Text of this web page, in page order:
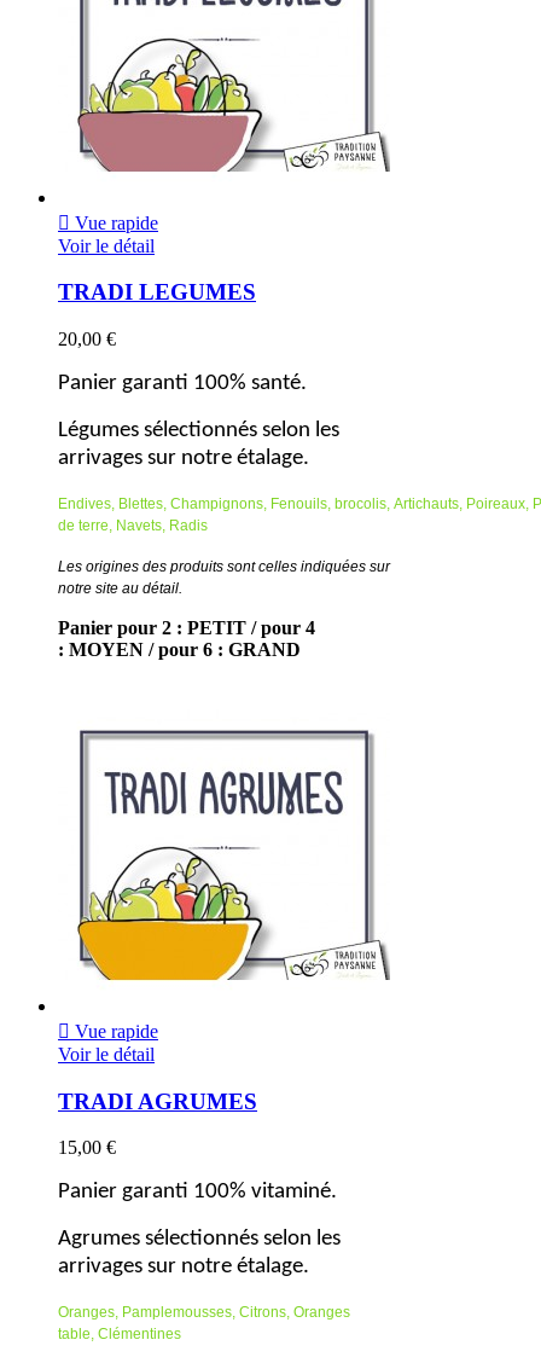
 Vue rapide
Voir le détail
TRADI LEGUMES
20,00 €
Panier garanti 100% santé.
Légumes sélectionnés selon les
arrivages sur notre étalage.
Endives, Blettes, Champignons, Fenouils, brocolis, Artichauts, Poireaux,
de terre, Navets, Radis
Les origines des produits sont celles indiquées sur
notre site au détail.
Panier pour 2 : PETIT / pour 4
: MOYEN / pour 6 : GRAND
 Vue rapide
Voir le détail
TRADI AGRUMES
15,00 €
Panier garanti 100% vitaminé.
Agrumes sélectionnés selon les
arrivages sur notre étalage.
Oranges, Pamplemousses, Citrons, Oranges
table, Clémentines